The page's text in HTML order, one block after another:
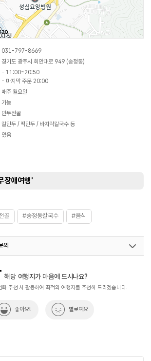
031-797-8669
경기도 광주시 회안대로 949 (송정동)
- 11:00~20:50
- 마지막 주문 20:00
매주 월요일
가능
만두전골
칼만두 / 떡만두 / 바지락칼국수 등
있음
장애여행'
골 #송정동칼국수 #음식
의
해당 여행지가 마음에 드시나요?
화 추천 시 활용하여 최적의 여행지를 추천해 드리겠습니다.
좋아요! 별로예요